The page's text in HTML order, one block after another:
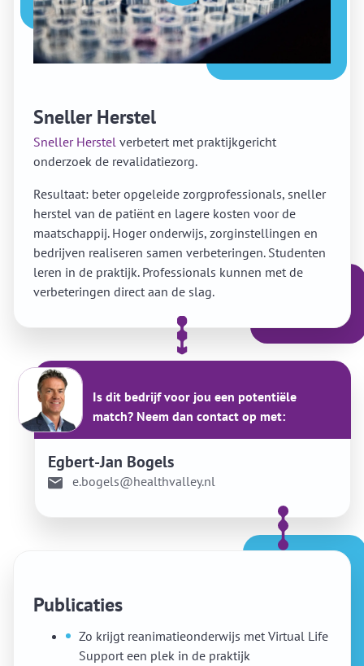
Sneller Herstel
Sneller Herstel verbetert met praktijkgericht
onderzoek de revalidatiezorg.
Resultaat: beter opgeleide zorgprofessionals, sneller
herstel van de patiënt en lagere kosten voor de
maatschappij. Hoger onderwijs, zorginstellingen en
bedrijven realiseren samen verbeteringen. Studenten
leren in de praktijk. Professionals kunnen met de
verbeteringen direct aan de slag.
Is dit bedrijf voor jou een potentiële
match? Neem dan contact op met:
Egbert-Jan Bogels
e.bogels@healthvalley.nl
Publicaties
Zo krijgt reanimatieonderwijs met Virtual Life
Support een plek in de praktijk